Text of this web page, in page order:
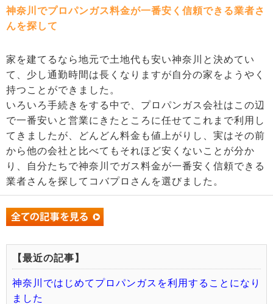
神奈川でプロパンガス料金が一番安く信頼できる業者さ
んを探して
家を建てるなら地元で土地代も安い神奈川と決めてい
て、少し通勤時間は長くなりますが自分の家をようやく
持つことができました。
いろいろ手続きをする中で、プロパンガス会社はこの辺
で一番安いと営業にきたところに任せてこれまで利用し
てきましたが、どんどん料金も値上がりし、実はその前
から他の会社と比べてもそれほど安くないことが分か
り、自分たちで神奈川でガス料金が一番安く信頼できる
業者さんを探してコバプロさんを選びました。
【最近の記事】
神奈川ではじめてプロパンガスを利用することになり
ました